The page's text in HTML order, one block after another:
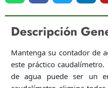
Descripción
Mantenga su contador de
este práctico
de agua puede ser un